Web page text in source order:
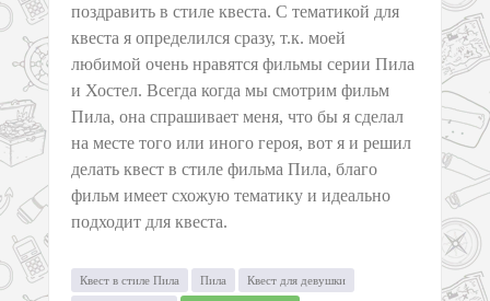
поздравить в стиле квеста. С тематикой для
квеста я определился сразу, т.к. моей
любимой очень нравятся фильмы серии Пила
и Хостел. Всегда когда мы смотрим фильм
Пила, она спрашивает меня, что бы я сделал
на месте того или иного героя, вот я и решил
делать квест в стиле фильма Пила, благо
фильм имеет схожую тематику и идеально
подходит для квеста.
Квест в стиле Пила Пила Квест для девушки